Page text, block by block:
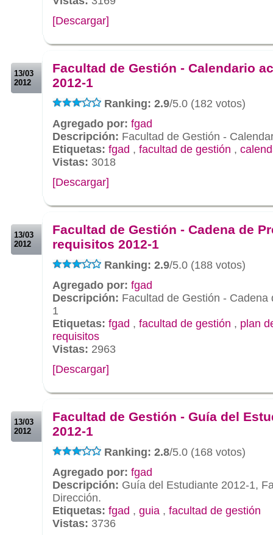
[Descargar]
13/03
2012
Facultad de Gestión - Calendario
2012-1
Ranking: 2.9/5.0 (182 votos)
Agregado por: fgad
Descripción: Facultad de Gestión -
Etiquetas: fgad , facultad de gestión ,
Vistas: 3018
[Descargar]
13/03
2012
Facultad de Gestión - Cadena de
requisitos 2012-1
Ranking: 2.9/5.0 (188 votos)
Agregado por: fgad
Descripción: Facultad de Gestión -
1
Etiquetas: fgad , facultad de gestión , plan
requisitos
Vistas: 2963
[Descargar]
13/03
2012
Facultad de Gestión - Guía del
2012-1
Ranking: 2.8/5.0 (168 votos)
Agregado por: fgad
Descripción: Guía del Estudiante 2012-1,
Dirección.
Etiquetas: fgad , guia , facultad de gestión
Vistas: 3736